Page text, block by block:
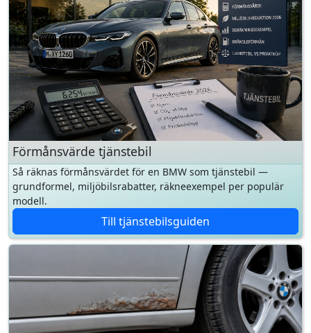
Förmånsvärde tjänstebil
Så räknas förmånsvärdet för en BMW som tjänstebil —
grundformel, miljöbilsrabatter, räkneexempel per populär
modell.
Till tjänstebilsguiden
Rostguide per BMW-generation